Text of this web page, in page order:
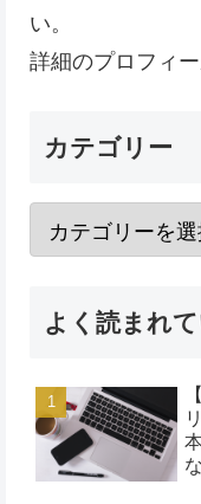
い。
詳細のプロフィ
カテゴリー
よく読まれ